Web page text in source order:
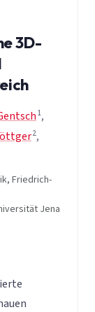
3D-
1,
2,
Friedrich-
Jena